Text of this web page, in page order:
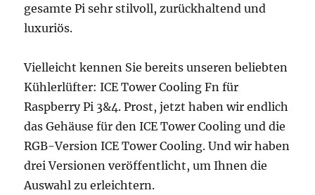
gesamte Pi sehr stilvoll, zurückhaltend und
luxuriös.
Vielleicht kennen Sie bereits unseren beliebten
Kühlerlüfter: ICE Tower Cooling Fn für
Raspberry Pi 3&4. Prost, jetzt haben wir endlich
das Gehäuse für den ICE Tower Cooling und die
RGB-Version ICE Tower Cooling. Und wir haben
drei Versionen veröffentlicht, um Ihnen die
Auswahl zu erleichtern.